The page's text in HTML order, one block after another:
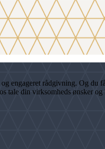
engageret rådgivning. Og
tale din virksomheds ønsker